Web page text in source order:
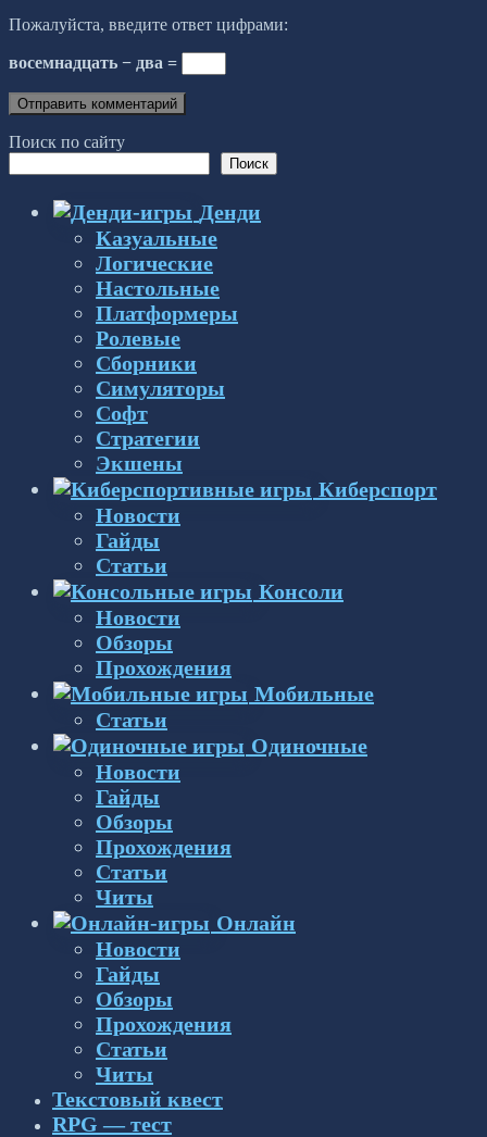
Пожалуйста, введите ответ цифрами:
восемнадцать − два =
Поиск по сайту
Поиск
Денди
Казуальные
Логические
Настольные
Платформеры
Ролевые
Сборники
Симуляторы
Софт
Стратегии
Экшены
Киберспорт
Новости
Гайды
Статьи
Консоли
Новости
Обзоры
Прохождения
Мобильные
Статьи
Одиночные
Новости
Гайды
Обзоры
Прохождения
Статьи
Читы
Онлайн
Новости
Гайды
Обзоры
Прохождения
Статьи
Читы
Текстовый квест
RPG — тест